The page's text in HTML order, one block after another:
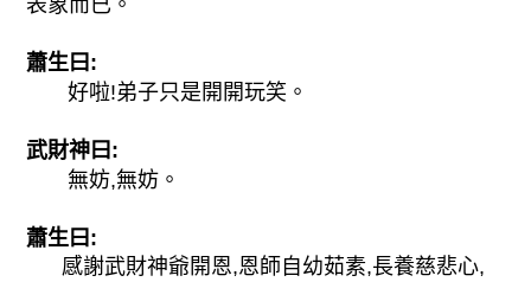
蕭生曰:
好啦!弟子只是開開玩笑。
武財神曰:
無妨,無妨。
蕭生曰:
感謝武財神爺開恩,恩師自幼茹素,長養慈悲心,